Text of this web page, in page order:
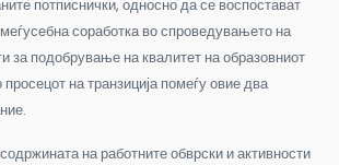
потписнички, односно да се воспостават
соработка во спроведувањето на
за подобрување на квалитет на образовниот
на транзиција помеѓу овие два
на работните обврски и активности